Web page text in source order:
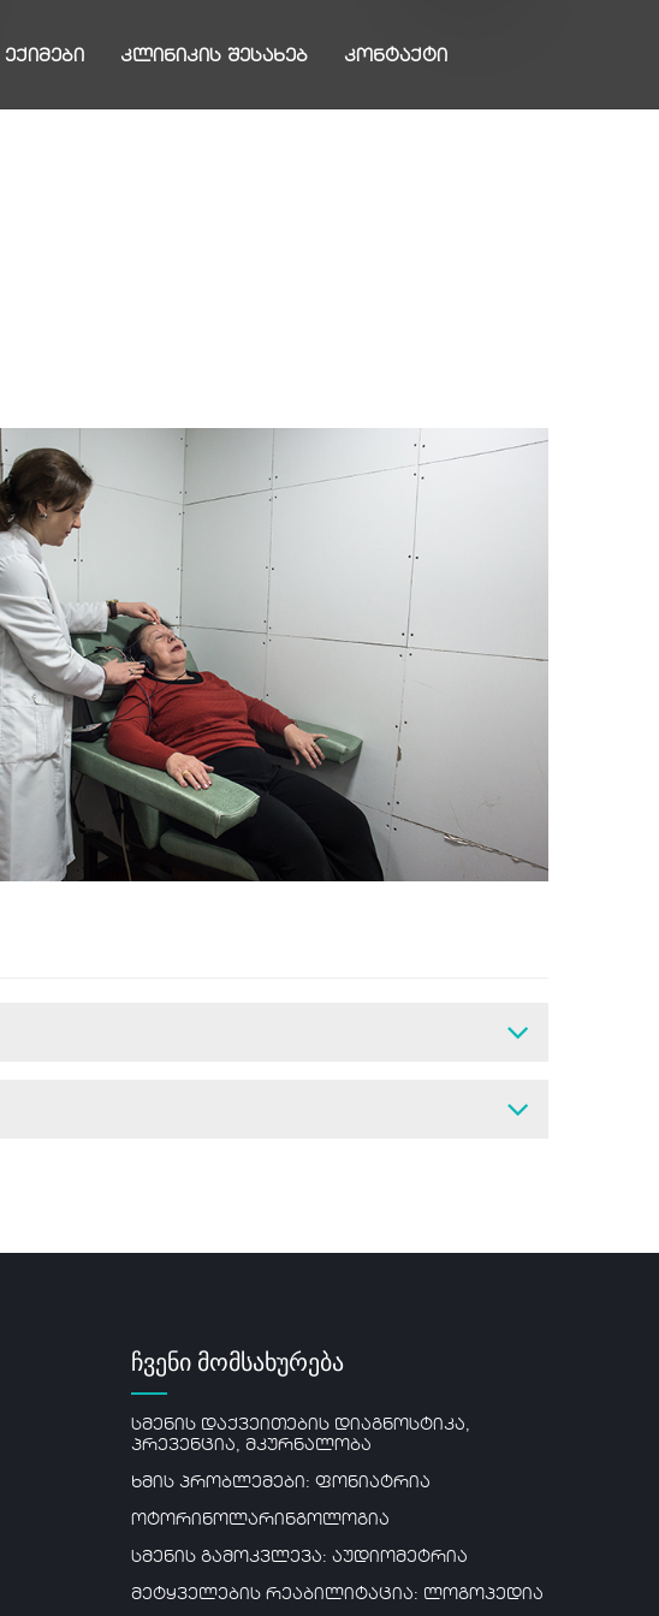
ᲔᲥᲘᲛᲔᲑᲘ ᲙᲚᲘᲜᲘᲙᲘᲡ ᲨᲔᲡᲐᲮᲔᲑ ᲙᲝᲜᲢᲐᲥᲢᲘ
ჩვენი მომსახურება
სმენის დაქვეითების დიაგნოსტიკა,
პრევენცია, მკურნალობა
ხმის პრობლემები: ფონიატრია
ოტორინოლარინგოლოგია
სმენის გამოკვლევა: აუდიომეტრია
მეტყველების რეაბილიტაცია: ლოგოპედია